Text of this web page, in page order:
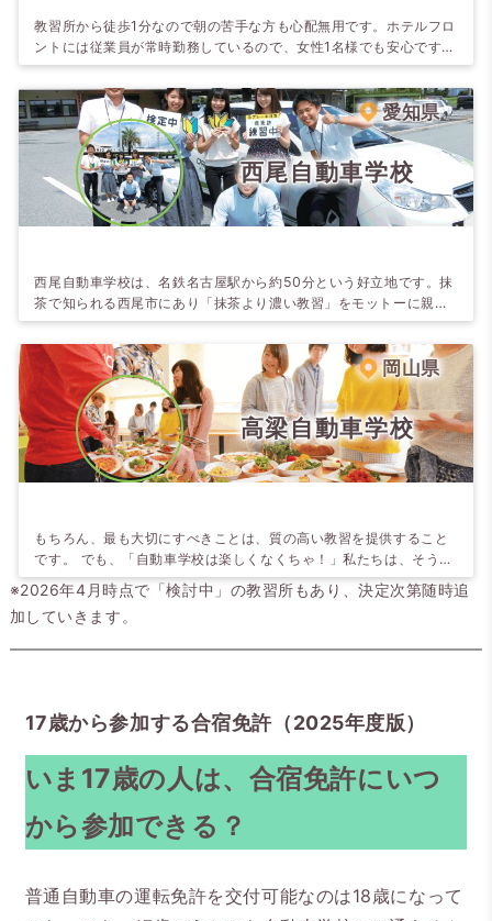
教習所から徒歩1分なので朝の苦手な方も心配無用です。ホテルフロ
ントには従業員が常時勤務しているので、女性1名様でも安心です。
周辺の施設が充実しているので充実した合宿生活を送れます。教官
も優しい親切な人ばかりで笑顔が絶えません！好きな教官を選択で
きるシステムがあります。
愛知県
西尾自動車学校
西尾自動車学校は、名鉄名古屋駅から約50分という好立地です。抹
茶で知られる西尾市にあり「抹茶より濃い教習」をモットーに親切
な指導を心掛けています。ホテルは教習所に隣接している為、空い
た時間もお部屋でゆっくりできます（清掃時間9:30～14:00は除
く）。2021年11月に完成した新校舎と、県内有数の広大なコースで
受けられる教習が大好評です！
岡山県
高梁自動車学校
もちろん、最も大切にすべきことは、質の高い教習を提供すること
です。 でも、「自動車学校は楽しくなくちゃ！」私たちは、そう考
えます。 ワクワクする気持ちさえあれば、どんな難しいことにも、
どんな苦手なことにもトライできる！ 手作りの美味しい食事、空い
た時間にみんなで遊べる施設の数々…。皆さんのワクワク度アップ
※2026年4月時点で「検討中」の教習所もあり、決定次第随時追
加していきます。
17歳から参加する合宿免許（2025年度版）
いま17歳の人は、合宿免許にいつ
から参加できる？
普通自動車の運転免許を交付可能なのは18歳になって